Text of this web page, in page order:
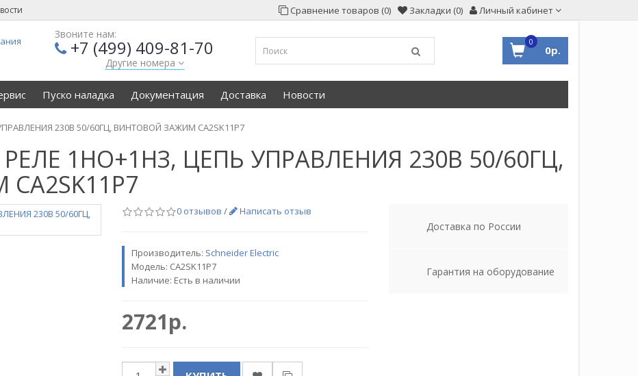
Сравнение товаров (0) Закладки (0) Личный кабинет
Звоните нам:
+7 (499) 409-81-70
Другие номера
0
0р.
Пуско наладка Документация Доставка Новости
230В 50/60ГЦ, ВИНТОВОЙ ЗАЖИМ CA2SK11P7
1НО+1НЗ, ЦЕПЬ УПРАВЛЕНИЯ 230В 50/60ГЦ,
0 отзывов / Написать отзыв
Производитель: Sсhneider Electric
Модель: CA2SK11P7
Наличие: Есть в наличии
2721р.
Доставка по России
Гарантия на оборудование